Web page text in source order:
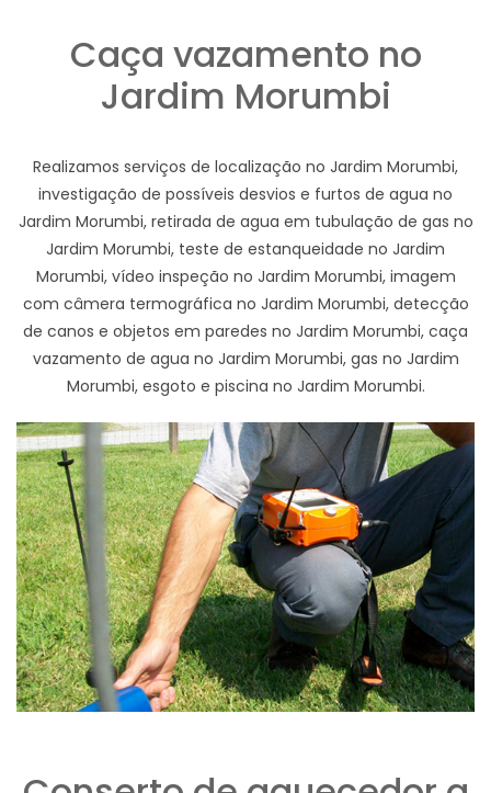
Caça vazamento no
Jardim Morumbi
Realizamos serviços de localização no Jardim Morumbi,
investigação de possíveis desvios e furtos de agua no
Jardim Morumbi, retirada de agua em tubulação de gas no
Jardim Morumbi, teste de estanqueidade no Jardim
Morumbi, vídeo inspeção no Jardim Morumbi, imagem
com câmera termográfica no Jardim Morumbi, detecção
de canos e objetos em paredes no Jardim Morumbi, caça
vazamento de agua no Jardim Morumbi, gas no Jardim
Morumbi, esgoto e piscina no Jardim Morumbi.